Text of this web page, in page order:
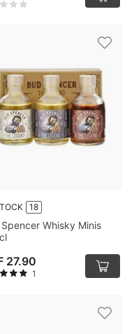
18
Whisky Minis
27.90
1